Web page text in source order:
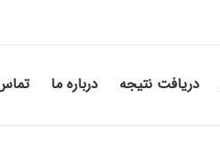
دریافت نتیجه درباره ما